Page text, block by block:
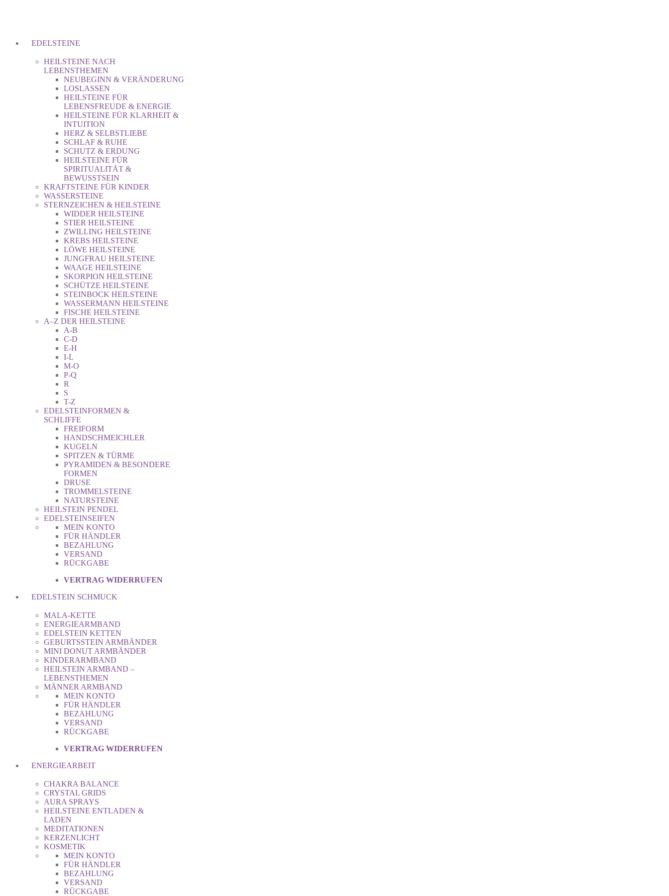
EDELSTEINE
HEILSTEINE NACH
LEBENSTHEMEN
NEUBEGINN & VERÄNDERUNG
LOSLASSEN
HEILSTEINE FÜR
LEBENSFREUDE & ENERGIE
HEILSTEINE FÜR KLARHEIT &
INTUITION
HERZ & SELBSTLIEBE
SCHLAF & RUHE
SCHUTZ & ERDUNG
HEILSTEINE FÜR
SPIRITUALITÄT &
BEWUSSTSEIN
KRAFTSTEINE FÜR KINDER
WASSERSTEINE
STERNZEICHEN & HEILSTEINE
WIDDER HEILSTEINE
STIER HEILSTEINE
ZWILLING HEILSTEINE
KREBS HEILSTEINE
LÖWE HEILSTEINE
JUNGFRAU HEILSTEINE
WAAGE HEILSTEINE
SKORPION HEILSTEINE
SCHÜTZE HEILSTEINE
STEINBOCK HEILSTEINE
WASSERMANN HEILSTEINE
FISCHE HEILSTEINE
A–Z DER HEILSTEINE
A-B
C-D
E-H
I-L
M-O
P-Q
R
S
T-Z
EDELSTEINFORMEN &
SCHLIFFE
FREIFORM
HANDSCHMEICHLER
KUGELN
SPITZEN & TÜRME
PYRAMIDEN & BESONDERE
FORMEN
DRUSE
TROMMELSTEINE
NATURSTEINE
HEILSTEIN PENDEL
EDELSTEINSEIFEN
MEIN KONTO
FÜR HÄNDLER
BEZAHLUNG
VERSAND
RÜCKGABE
VERTRAG WIDERRUFEN
EDELSTEIN SCHMUCK
MALA-KETTE
ENERGIEARMBAND
EDELSTEIN KETTEN
GEBURTSSTEIN ARMBÄNDER
MINI DONUT ARMBÄNDER
KINDERARMBAND
HEILSTEIN ARMBAND –
LEBENSTHEMEN
MÄNNER ARMBAND
MEIN KONTO
FÜR HÄNDLER
BEZAHLUNG
VERSAND
RÜCKGABE
VERTRAG WIDERRUFEN
ENERGIEARBEIT
CHAKRA BALANCE
CRYSTAL GRIDS
AURA SPRAYS
HEILSTEINE ENTLADEN &
LADEN
MEDITATIONEN
KERZENLICHT
KOSMETIK
MEIN KONTO
FÜR HÄNDLER
BEZAHLUNG
VERSAND
RÜCKGABE